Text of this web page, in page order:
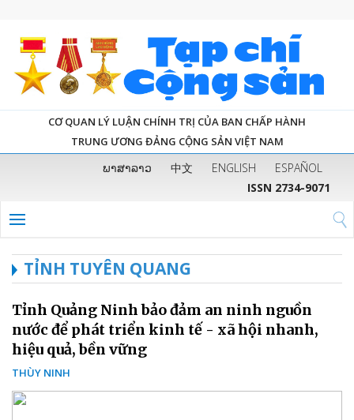
CƠ QUAN LÝ LUẬN CHÍNH TRỊ CỦA BAN CHẤP HÀNH
TRUNG ƯƠNG ĐẢNG CỘNG SẢN VIỆT NAM
ພາສາລາວ 中文 ENGLISH
ESPAÑOL
ISSN 2734-9071
TỈNH TUYÊN QUANG
Tỉnh Quảng Ninh bảo đảm an ninh nguồn
nước để phát triển kinh tế - xã hội nhanh,
hiệu quả, bền vững
THÙY NINH